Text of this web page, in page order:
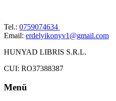
Tel.: 0759074634
Email: erdelyikonyv1@gmail.com
HUNYAD LIBRIS S.R.L.
CUI: RO37388387
Menü